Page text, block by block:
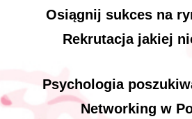
Osiągnij sukces na
Rekrutacja jakiej
Psychologia
Networking w